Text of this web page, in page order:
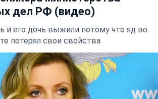
дел РФ (видео)
и его дочь выжили потому что яд во
потерял свои свойства